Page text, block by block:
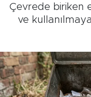
Çevrede biriken
ve